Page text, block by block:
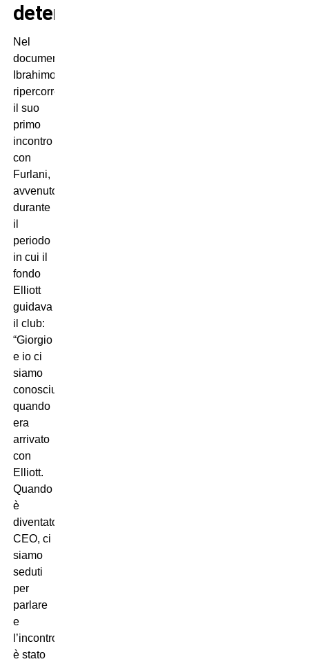
determinazione”
Nel
documento,
Ibrahimovic
ripercorre
il suo
primo
incontro
con
Furlani,
avvenuto
durante
il
periodo
in cui il
fondo
Elliott
guidava
il club:
“Giorgio
e io ci
siamo
conosciuti
quando
era
arrivato
con
Elliott.
Quando
è
diventato
CEO, ci
siamo
seduti
per
parlare
e
l’incontro
è stato